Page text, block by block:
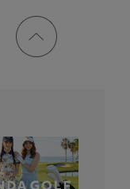
ページ
トップ